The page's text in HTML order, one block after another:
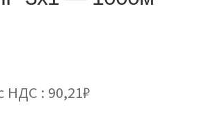
НДС : 90,21₽